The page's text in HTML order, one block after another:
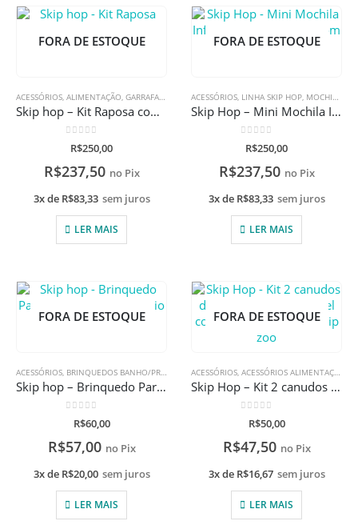
FORA DE ESTOQUE
ACESSÓRIOS, ALIMENTAÇÃO, GARRAFAS , KIT ALIMENTAÇÃO, KIT ALIMENTAÇÃO,LINHA
Skip hop – Kit Raposa com gravação a laser
de 5
R$250,00
R$237,50 no Pix
3x de R$83,33 sem juros
LER MAIS
FORA DE ESTOQUE
ACESSÓRIOS, LINHA SKIP HOP, MOCHILAS
Skip Hop – Mini Mochila Infantil Zoo Borboleta com Alça de Segurança
de 5
R$250,00
R$237,50 no Pix
3x de R$83,33 sem juros
LER MAIS
FORA DE ESTOQUE
ACESSÓRIOS, BRINQUEDOS BANHO/PRAIA
Skip hop – Brinquedo Para Banho Zoo Unicórnio
de 5
R$60,00
R$57,00 no Pix
3x de R$20,00 sem juros
LER MAIS
FORA DE ESTOQUE
ACESSÓRIOS, ACESSÓRIOS ALIMENTAÇÃO
Skip Hop – Kit 2 canudos de reposição Compatível com garrafinha 390ml flip zoo
de 5
R$50,00
R$47,50 no Pix
3x de R$16,67 sem juros
LER MAIS